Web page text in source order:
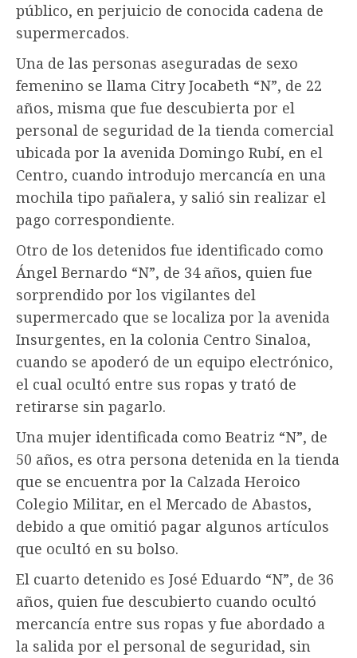
público, en perjuicio de conocida cadena de
supermercados.
Una de las personas aseguradas de sexo
femenino se llama Citry Jocabeth “N”, de 22
años, misma que fue descubierta por el
personal de seguridad de la tienda comercial
ubicada por la avenida Domingo Rubí, en el
Centro, cuando introdujo mercancía en una
mochila tipo pañalera, y salió sin realizar el
pago correspondiente.
Otro de los detenidos fue identificado como
Ángel Bernardo “N”, de 34 años, quien fue
sorprendido por los vigilantes del
supermercado que se localiza por la avenida
Insurgentes, en la colonia Centro Sinaloa,
cuando se apoderó de un equipo electrónico,
el cual ocultó entre sus ropas y trató de
retirarse sin pagarlo.
Una mujer identificada como Beatriz “N”, de
50 años, es otra persona detenida en la tienda
que se encuentra por la Calzada Heroico
Colegio Militar, en el Mercado de Abastos,
debido a que omitió pagar algunos artículos
que ocultó en su bolso.
El cuarto detenido es José Eduardo “N”, de 36
años, quien fue descubierto cuando ocultó
mercancía entre sus ropas y fue abordado a
la salida por el personal de seguridad, sin